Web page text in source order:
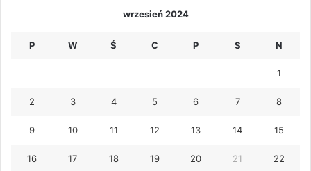
wrzesień 2024
P W Ś C P S N
1
2 3 4 5 6 7 8
9 10 11 12 13 14 15
16 17 18 19 20 21 22